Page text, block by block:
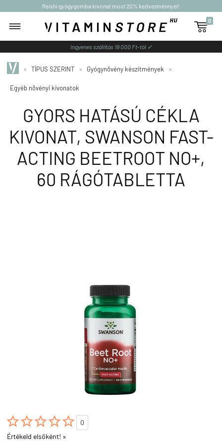
Reishi gyógygomba kivonat most 20% kedvezménnyel!

0
Ingyenes szállítás 19 000 Ft-tól ✓
» TÍPUS SZERINT » Gyógynövény készítmények »
Egyéb növényi kivonatok
GYORS HATÁSÚ CÉKLA
KIVONAT, SWANSON FAST-
ACTING BEETROOT NO+,
60 RÁGÓTABLETTA

0
Értékeld elsőként! »